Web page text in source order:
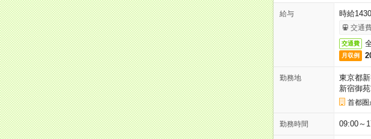
給与 時給
交通
交通費
月収例
勤務地
東京都
新宿御
首都圏
勤務時間 09:00～